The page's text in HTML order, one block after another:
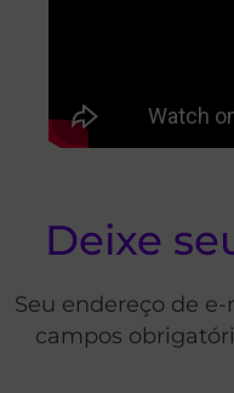
Deixe
Seu endereço de
campos